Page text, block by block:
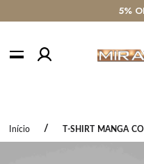
5%
Início T-SHIRT MANGA